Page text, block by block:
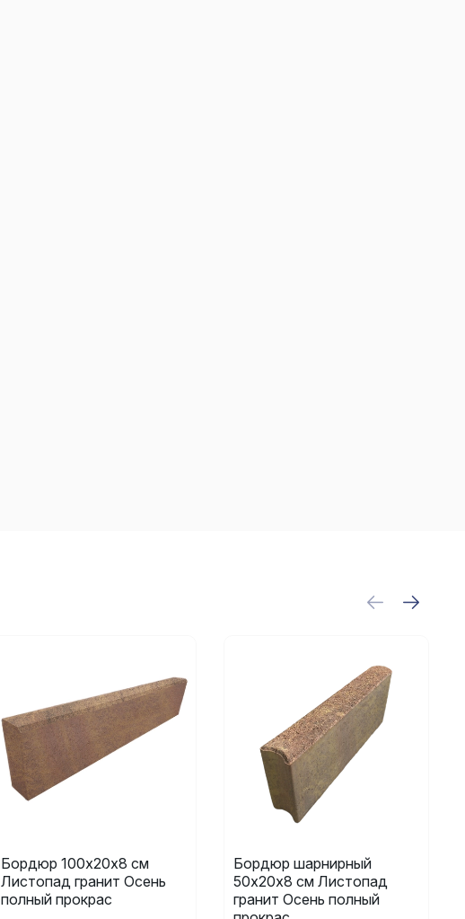
Бордюр 100х20х8 см
Листопад гранит Осень
полный прокрас
Бордюр шарнирный
50х20х8 см Листопад
гранит Осень полный